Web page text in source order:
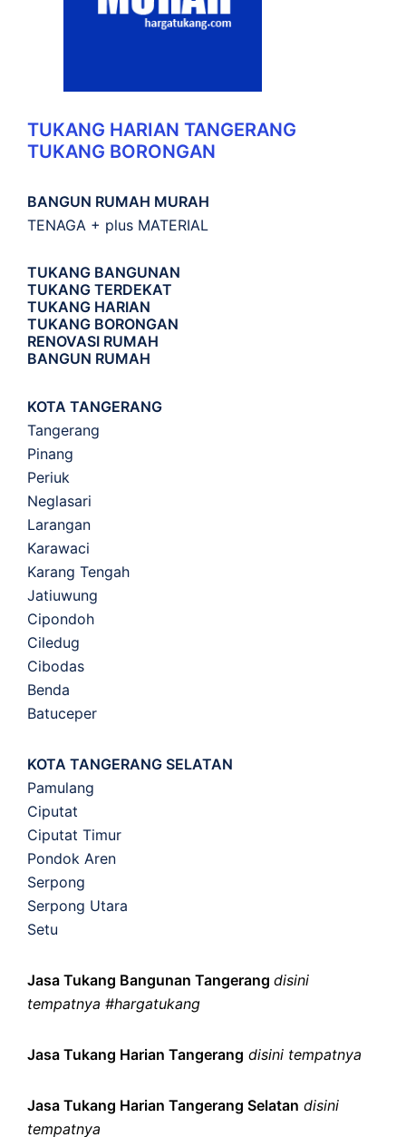
TUKANG HARIAN TANGERANG
TUKANG BORONGAN
BANGUN RUMAH MURAH
TENAGA + plus MATERIAL
TUKANG BANGUNAN
TUKANG TERDEKAT
TUKANG HARIAN
TUKANG BORONGAN
RENOVASI RUMAH
BANGUN RUMAH
KOTA TANGERANG
Tangerang
Pinang
Periuk
Neglasari
Larangan
Karawaci
Karang Tengah
Jatiuwung
Cipondoh
Ciledug
Cibodas
Benda
Batuceper
KOTA TANGERANG SELATAN
Pamulang
Ciputat
Ciputat Timur
Pondok Aren
Serpong
Serpong Utara
Setu
Jasa Tukang Bangunan Tangerang disini
tempatnya #hargatukang
Jasa Tukang Harian Tangerang disini tempatnya
Jasa Tukang Harian Tangerang Selatan disini
tempatnya